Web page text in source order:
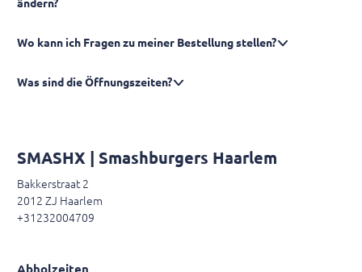
ändern?
Wo kann ich Fragen zu meiner Bestellung stellen?
Was sind die Öffnungszeiten?
SMASHX | Smashburgers Haarlem
Bakkerstraat 2
2012 ZJ Haarlem
+31232004709